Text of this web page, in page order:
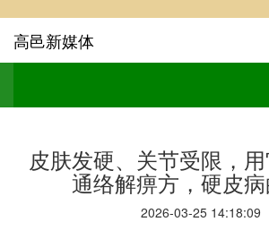
高邑新媒体
皮肤发硬、关节受限，用
通络解痹方，硬皮
2026-03-25 14:18:09